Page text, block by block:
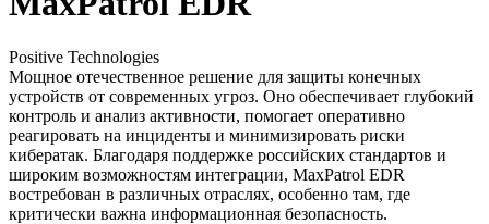
Positive Technologies
Мощное отечественное решение для защиты конечных
устройств от современных угроз. Оно обеспечивает глубокий
контроль и анализ активности, помогает оперативно
реагировать на инциденты и минимизировать риски
кибератак. Благодаря поддержке российских стандартов и
широким возможностям интеграции, MaxPatrol EDR
востребован в различных отраслях, особенно там, где
критически важна информационная безопасность.